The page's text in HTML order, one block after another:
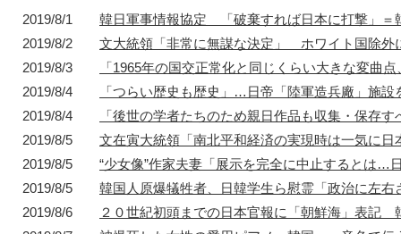
1872年 1872年8月〜10月 1895年 1904年
ソウル 南大門
2019/8/1
韓日軍事情報協定 「破棄すれば日本に打撃」＝
2019/8/2
文大統領「非常に無謀な決定」 ホワイト国除外
2019/8/3
「1965年の国交正常化と同じくらい大きな変曲
2019/8/4
「つらい歴史も歴史」…日帝「陸軍造兵廠」施設
2019/8/4
「後世の学者たちのため親日作品も収集・保存す
2019/8/5
文在寅大統領「南北平和経済の実現時は一気に日
2019/8/5
“少女像”作家夫妻「展示を完全に中止するとは…
2019/8/5
韓国人原爆犠牲者、日韓学生ら慰霊「政治に左右
2019/8/6
２０世紀初頭までの日本官報に「朝鮮海」表記